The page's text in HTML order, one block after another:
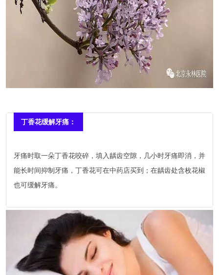
丁香花缓解牙痛：
牙痛时取一朵丁香花咬碎，填入龋齿空隙，几小时牙痛即消，并
能长时间抑制牙痛，丁香花可在中药店买到；在龋齿处含枚花椒
也可缓解牙痛。